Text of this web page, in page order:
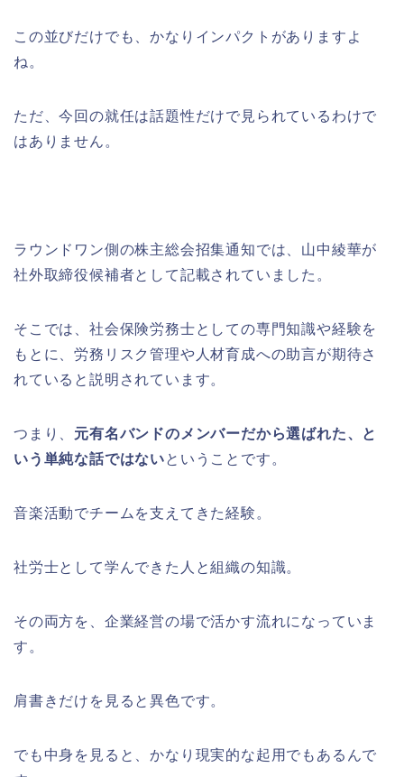
この並びだけでも、かなりインパクトがありますよ
ね。
ただ、今回の就任は話題性だけで見られているわけで
はありません。
ラウンドワン側の株主総会招集通知では、山中綾華が
社外取締役候補者として記載されていました。
そこでは、社会保険労務士としての専門知識や経験を
もとに、労務リスク管理や人材育成への助言が期待さ
れていると説明されています。
つまり、 元有名バンドのメンバーだから選ばれた、と
いう単純な話ではないということです。
音楽活動でチームを支えてきた経験。
社労士として学んできた人と組織の知識。
その両方を、企業経営の場で活かす流れになっていま
す。
肩書きだけを見ると異色です。
でも中身を見ると、かなり現実的な起用でもあるんで